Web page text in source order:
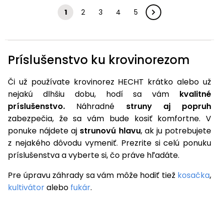
1 2 3 4 5
Príslušenstvo ku krovinorezom
Či už používate krovinorez HECHT krátko alebo už
nejakú dlhšiu dobu, hodí sa vám kvalitné
príslušenstvo. Náhradné struny aj popruh
zabezpečia, že sa vám bude kosiť komfortne. V
ponuke nájdete aj strunovú hlavu, ak ju potrebujete
z nejakého dôvodu vymeniť. Prezrite si celú ponuku
príslušenstva a vyberte si, čo práve hľadáte.
Pre úpravu záhrady sa vám môže hodiť tiež kosačka,
kultivátoralebo fukár.